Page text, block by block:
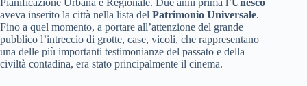
Pianificazione Urbana e Regionale. Due anni prima l’Unesco
aveva inserito la città nella lista del Patrimonio Universale.
Fino a quel momento, a portare all’attenzione del grande
pubblico l’intreccio di grotte, case, vicoli, che rappresentano
una delle più importanti testimonianze del passato e della
civiltà contadina, era stato principalmente il cinema.